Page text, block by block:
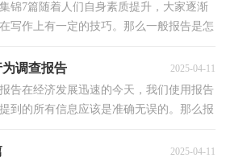
锦7篇随着人们自身素质提升，大家逐渐
写作上有一定的技巧。那么一般报告是怎
调查报告 2025-04-11
告在经济发展迅速的今天，我们使用报告
到的所有信息应该是准确无误的。那么报
2025-04-11